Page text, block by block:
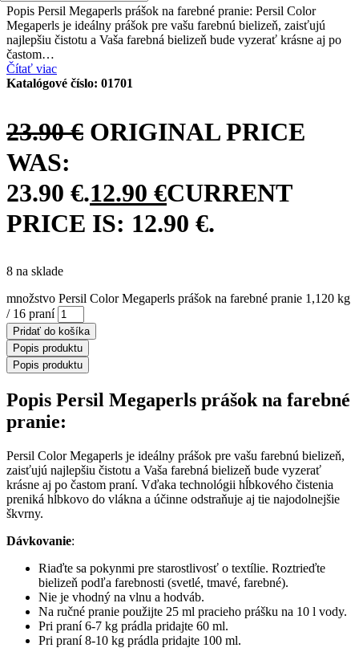
Popis Persil Megaperls prášok na farebné pranie: Persil Color
Megaperls je ideálny prášok pre vašu farebnú bielizeň, zaisťujú
najlepšiu čistotu a Vaša farebná bielizeň bude vyzerať krásne aj po
častom…
Čítať viac
Katalógové číslo: 01701
23.90€ ORIGINAL PRICE
WAS:
23.90 €.12.90 €CURRENT
PRICE IS: 12.90 €.
8 na sklade
množstvo Persil Color Megaperls prášok na farebné pranie 1,120 kg
/ 16 praní
Pridať do košíka
Popis produktu
Popis produktu
Popis Persil Megaperls prášok na farebné
pranie:
Persil Color Megaperls je ideálny prášok pre vašu farebnú bielizeň,
zaisťujú najlepšiu čistotu a Vaša farebná bielizeň bude vyzerať
krásne aj po častom praní. Vďaka technológii hĺbkového čistenia
preniká hĺbkovo do vlákna a účinne odstraňuje aj tie najodolnejšie
škvrny.
Dávkovanie:
Riaďte sa pokynmi pre starostlivosť o textílie. Roztrieďte
bielizeň podľa farebnosti (svetlé, tmavé, farebné).
Nie je vhodný na vlnu a hodváb.
Na ručné pranie použijte 25 ml pracieho prášku na 10 l vody.
Pri praní 6-7 kg prádla pridajte 60 ml.
Pri praní 8-10 kg prádla pridajte 100 ml.